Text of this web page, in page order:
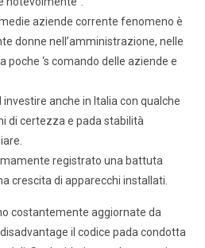
aziende corrente fenomeno è
donne nell’amministrazione, nelle
poche ‘s comando delle aziende e
anche in Italia con qualche
di certezza e pada stabilità
registrato una battuta
crescita di apparecchi installati.
costantemente aggiornate da
il codice pada condotta